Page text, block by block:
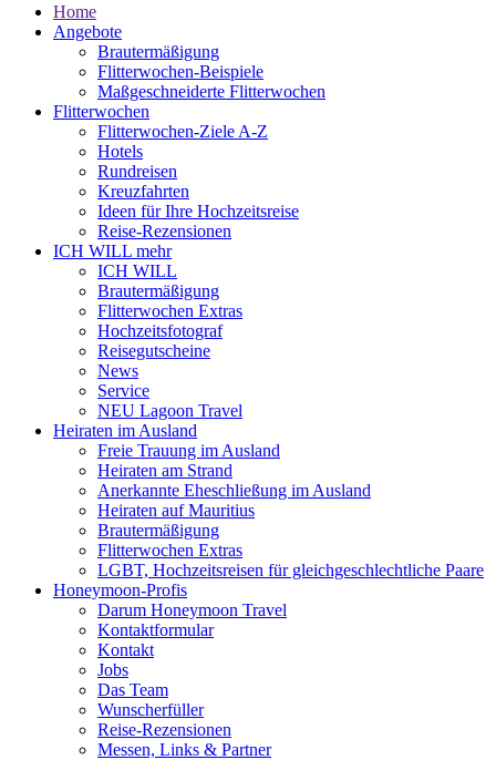
Home
Angebote
Brautermäßigung
Flitterwochen-Beispiele
Maßgeschneiderte Flitterwochen
Flitterwochen
Flitterwochen-Ziele A-Z
Hotels
Rundreisen
Kreuzfahrten
Ideen für Ihre Hochzeitsreise
Reise-Rezensionen
ICH WILL mehr
ICH WILL
Brautermäßigung
Flitterwochen Extras
Hochzeitsfotograf
Reisegutscheine
News
Service
NEU Lagoon Travel
Heiraten im Ausland
Freie Trauung im Ausland
Heiraten am Strand
Anerkannte Eheschließung im Ausland
Heiraten auf Mauritius
Brautermäßigung
Flitterwochen Extras
LGBT, Hochzeitsreisen für gleichgeschlechtliche Paare
Honeymoon-Profis
Darum Honeymoon Travel
Kontaktformular
Kontakt
Jobs
Das Team
Wunscherfüller
Reise-Rezensionen
Messen, Links & Partner